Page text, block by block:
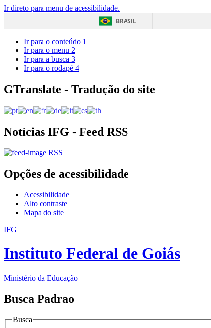
Ir direto para menu de acessibilidade.
BRASIL
Ir para o conteúdo 1
Ir para o menu 2
Ir para a busca 3
Ir para o rodapé 4
GTranslate - Tradução do site
Notícias IFG - Feed RSS
RSS
Opções de acessibilidade
Acessibilidade
Alto contraste
Mapa do site
IFG
Instituto Federal de Goiás
Ministério da Educação
Busca Padrao
Busca